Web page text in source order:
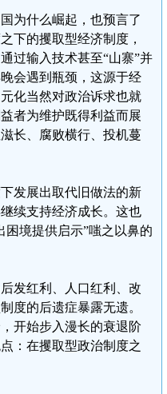
为什么崛起，也预言了
下的攫取型经济制度，
过输入技术甚至“山寨”并
会遇到瓶颈，这源于经
化当然对政治诉求也就
者为维护既得利益而展
长、腐败横行、投机蔓
发展出取代旧做法的新
续支持经济成长。这也
境提供启示”嗤之以鼻的
发红利、人口红利、改
度的后遗症暴露无遗。
开始步入漫长的衰退阶
：在攫取型政治制度之